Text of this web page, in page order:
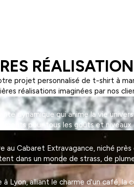
projet personnalisé de t-shirt à
réalisations imaginées par nos
dynamique qui anime la vie
pour tous les goûts et niveaux.
Cabaret Extravagance, niché
dans un monde de strass, de
alliant le charme d'un café, la